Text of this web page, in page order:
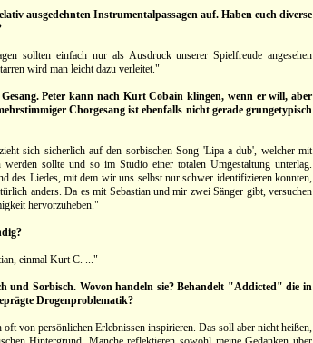
ausgedehnten Instrumentalpassagen auf. Haben euch diverse
sollten einfach nur als Ausdruck unserer Spielfreude angesehen
wird man leicht dazu verleitet."
Peter kann nach Kurt Cobain klingen, wenn er will, aber
Chorgesang ist ebenfalls nicht gerade grungetypisch
sich sicherlich auf den sorbischen Song 'Lipa a dub', welcher mit
werden sollte und so im Studio einer totalen Umgestaltung unterlag.
des Liedes, mit dem wir uns selbst nur schwer identifizieren konnten,
anders. Da es mit Sebastian und mir zwei Sänger gibt, versuchen
hervorzuheben."
einmal Kurt C. ..."
und Sorbisch. Wovon handeln sie? Behandelt "Addicted" die in
Drogenproblematik?
von persönlichen Erlebnissen inspirieren. Das soll aber nicht heißen,